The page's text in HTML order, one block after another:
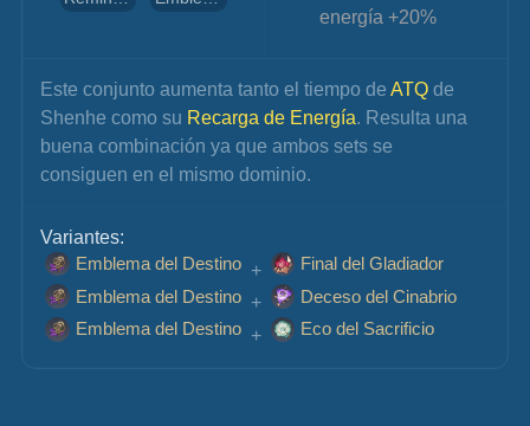
energía +20%
Este conjunto aumenta tanto el tiempo de ATQ de
Shenhe como su Recarga de Energía. Resulta una
buena combinación ya que ambos sets se
consiguen en el mismo dominio.
Variantes:
Emblema del Destino +
Final del Gladiador
Emblema del Destino +
Deceso del Cinabrio
Emblema del Destino + Eco del Sacrificio